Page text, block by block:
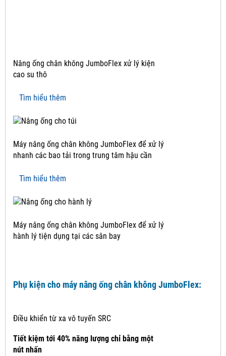
Nâng ống chân không JumboFlex xử lý kiện
cao su thô
Tìm hiểu thêm
Máy nâng ống chân không JumboFlex để xử lý
nhanh các bao tải trong trung tâm hậu cần
Tìm hiểu thêm
Máy nâng ống chân không JumboFlex để xử lý
hành lý tiện dụng tại các sân bay
Phụ kiện cho máy nâng ống chân không JumboFlex:
Điều khiển từ xa vô tuyến SRC
Tiết kiệm tới 40% năng lượng chỉ bằng một
nút nhấn